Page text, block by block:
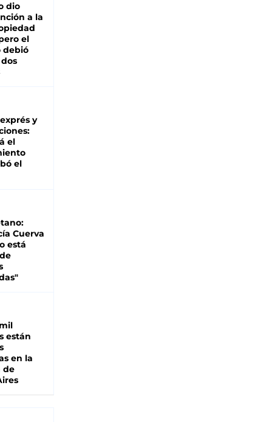
dio
a la
el
debió
y
el
el
Cuerva
está
están
en la
de